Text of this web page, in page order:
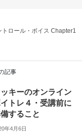
トロール・ボイス Chapter1
記事
キーのオンライン
トレ４・受講前に
すること
年4月6日